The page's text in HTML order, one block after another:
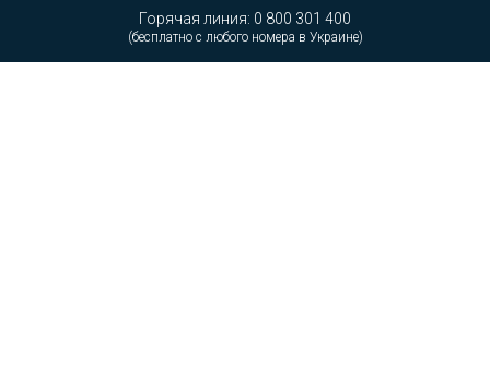
Горячая линия: 0 800 301 400
(бесплатно с любого номера в Украине)